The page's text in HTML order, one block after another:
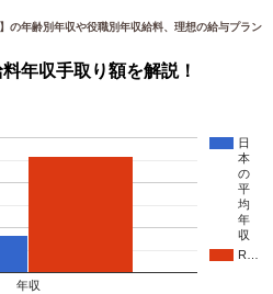
の年齢別年収や役職別年収給料、理想の給与プラン
年収手取り額を解説！
日
本
の
平
均
年
収
R…
年収